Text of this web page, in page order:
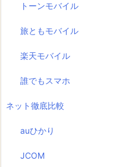
トーンモバイル
旅ともモバイル
楽天モバイル
誰でもスマホ
ネット徹底比較
auひかり
JCOM